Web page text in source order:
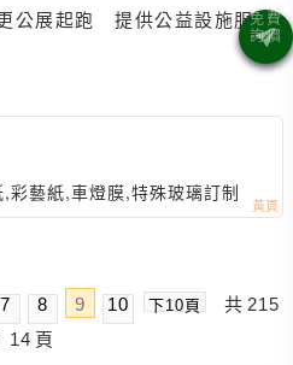
公展起跑 提供公益設施服務
藝紙,車燈膜,特殊玻璃訂制
7 8 9 10 下10頁 共 215
14 頁